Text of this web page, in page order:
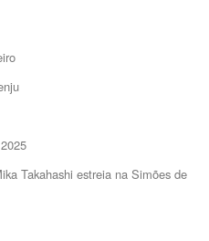
Takahashi estreia na Simões de